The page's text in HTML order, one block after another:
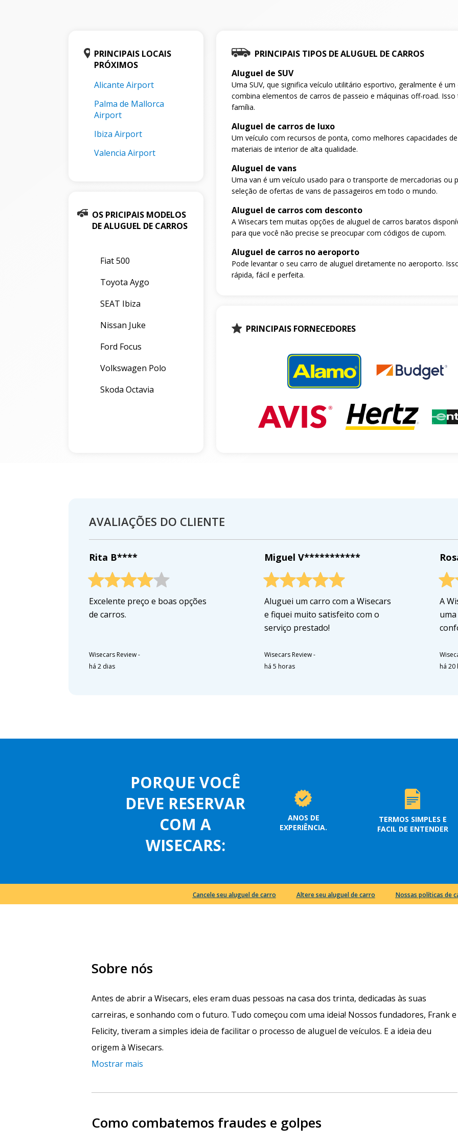
PRINCIPAIS LOCAIS
PRÓXIMOS
Alicante Airport
Palma de Mallorca
Airport
Ibiza Airport
Valencia Airport
OS PRICIPAIS MODELOS
DE ALUGUEL DE CARROS
Fiat 500
Toyota Aygo
SEAT Ibiza
Nissan Juke
Ford Focus
Volkswagen Polo
Skoda Octavia
PRINCIPAIS TIPOS DE ALUGUEL DE CARROS
Aluguel de SUV
Uma SUV, que significa veículo utilitário esportivo, geralmente é
combina elementos de carros de passeio e máquinas off-road.
família.
Aluguel de carros de luxo
Um veículo com recursos de ponta, como melhores capacidades
materiais de interior de alta qualidade.
Aluguel de vans
Uma van é um veículo usado para o transporte de mercadorias ou
seleção de ofertas de vans de passageiros em todo o mundo.
Aluguel de carros com desconto
A Wisecars tem muitas opções de aluguel de carros baratos
para que você não precise se preocupar com códigos de cupom.
Aluguel de carros no aeroporto
Pode levantar o seu carro de aluguel diretamente no aeroporto.
rápida, fácil e perfeita.
PRINCIPAIS FORNECEDORES
AVALIAÇÕES DO CLIENTE
Rita B****
Excelente preço e boas opções
de carros.
Wisecars Review-
há 2 dias
Miguel V***********
Aluguei um carro com a Wisecars
e fiquei muito satisfeito com o
serviço prestado!
Wisecars Review-
há 5 horas
A
há 20
PORQUE VOCÊ
DEVE RESERVAR
COM A
WISECARS:
ANOS DE
EXPERIÊNCIA.
TERMOS SIMPLES E
FACIL DE ENTENDER
Cancele seu aluguel de carro Altere seu aluguel de carro Nossas políticas de
Sobre nós
Antes de abrir a Wisecars, eles eram duas pessoas na casa dos trinta, dedicadas às suas
carreiras, e sonhando com o futuro. Tudo começou com uma ideia! Nossos fundadores, Frank e
Felicity, tiveram a simples ideia de facilitar o processo de aluguel de veículos. E a ideia deu
origem à Wisecars.
Mostrar mais
Como combatemos fraudes e golpes